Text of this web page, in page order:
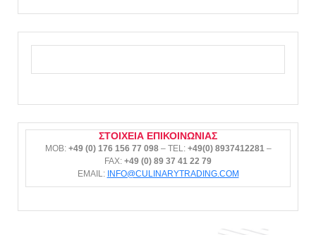
ΣΤΟΙΧΕΙΑ ΕΠΙΚΟΙΝΩΝΙΑΣ
MOB: +49 (0) 176 156 77 098 – TEL: +49(0) 8937412281 –
FAX: +49 (0) 89 37 41 22 79
EMAIL: INFO@CULINARYTRADING.COM